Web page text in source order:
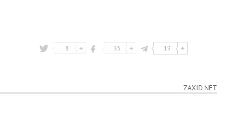
8 35 19
ZAXID.NET